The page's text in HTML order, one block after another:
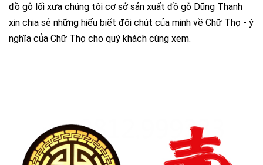
đồ gỗ lối xưa chúng tôi cơ sở sản xuất đồ gỗ Dũng Thanh
xin chia sẻ những hiểu biết đôi chút của minh về Chữ Thọ - ý
nghĩa của Chữ Thọ cho quý khách cùng xem.